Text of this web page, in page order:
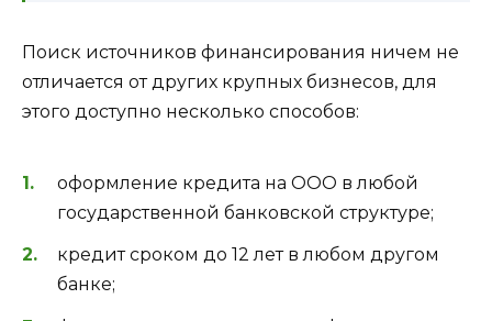
Поиск источников финансирования ничем не
отличается от других крупных бизнесов, для
этого доступно несколько способов:
оформление кредита на ООО в любой
государственной банковской структуре;
кредит сроком до 12 лет в любом другом
банке;